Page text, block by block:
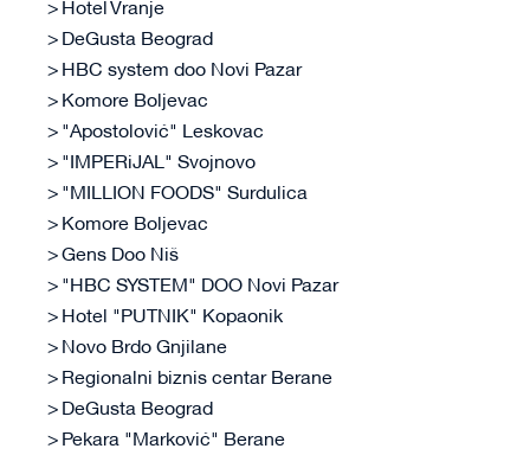
Hotel Vranje
DeGusta Beograd
HBC system doo Novi Pazar
Komore Boljevac
"Apostolović" Leskovac
"IMPERiJAL" Svojnovo
"MILLION FOODS" Surdulica
Komore Boljevac
Gens Doo Niš
"HBC SYSTEM" DOO Novi Pazar
Hotel "PUTNIK" Kopaonik
Novo Brdo Gnjilane
Regionalni biznis centar Berane
DeGusta Beograd
Pekara "Marković" Berane